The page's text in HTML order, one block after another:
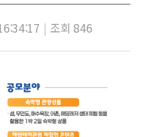
| 조회 846